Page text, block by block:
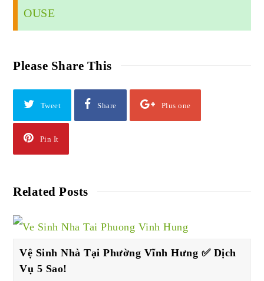
OUSE
Please Share This
Tweet Share Plus one
Pin It
Related Posts
Vệ Sinh Nhà Tại Phường Vĩnh Hưng ✅ Dịch
Vụ 5 Sao!